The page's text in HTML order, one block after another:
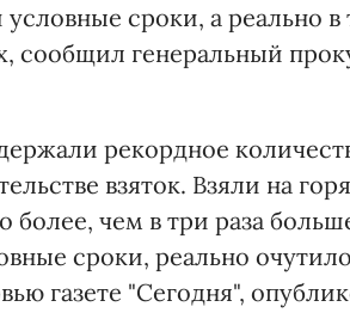
сроки, а реально в
сообщил генеральный
рекордное
взяток. Взяли на
более, чем в три раза
сроки, реально
газете "Сегодня",